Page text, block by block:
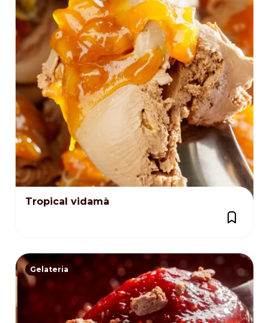
Tropical vidamà
Gelateria